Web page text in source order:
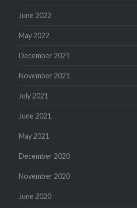
June 2022
May 2022
December 2021
November 2021
July 2021
June 2021
May 2021
December 2020
November 2020
June 2020